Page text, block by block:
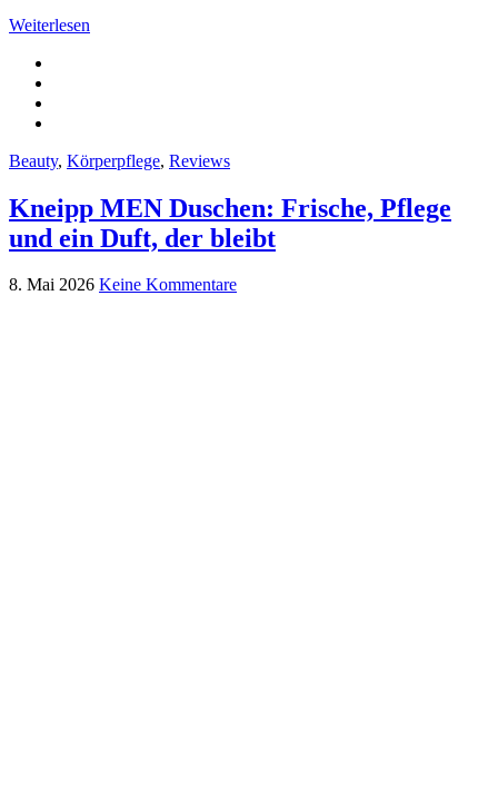
Weiterlesen
Beauty, Körperpflege, Reviews
Kneipp MEN Duschen: Frische, Pflege
und ein Duft, der bleibt
8. Mai 2026 Keine Kommentare